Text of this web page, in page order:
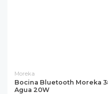
Moreka
Bocina Bluetooth Moreka
Agua 20W